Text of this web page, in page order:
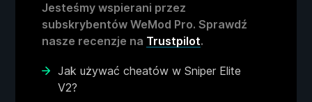
Jesteśmy wspierani przez
subskrybentów WeMod Pro. Sprawdź
nasze recenzje na Trustpilot.
Jak używać cheatów w Sniper Elite
V2?